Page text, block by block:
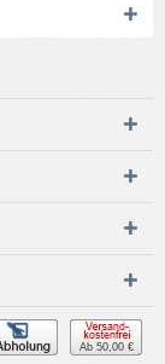
Ab 50,00 €